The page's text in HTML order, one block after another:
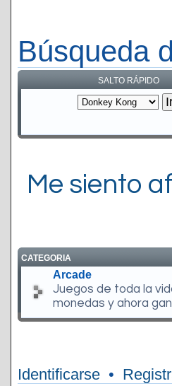
Búsqueda
SALTO RÁPIDO
Me siento
CATEGORIA
Arcade
Juegos de toda la
monedas y ahora
Identificarse •